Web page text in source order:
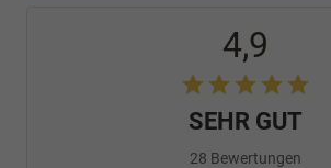
4,9
SEHR GUT
28 Bewertungen